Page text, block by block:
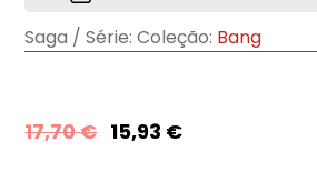
Saga / Série: Coleção: Bang
17,70€ 15,93 €